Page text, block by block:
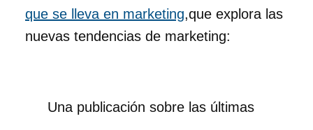
que se lleva en marketing,que explora las
nuevas tendencias de marketing:
Una publicación sobre las últimas